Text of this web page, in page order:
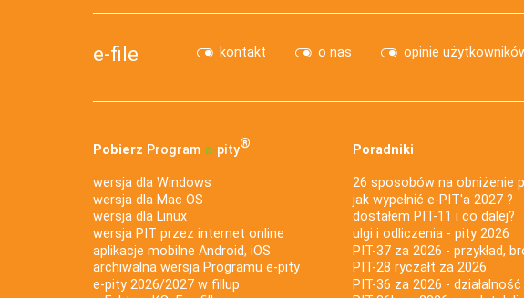
e-file kontakt o nas opinie
Pobierz Program e‑pity®
wersja dla Windows
wersja dla Mac OS
wersja dla Linux
wersja PIT przez internet online
aplikacje mobilne Android, iOS
archiwalna wersja Programu e-pity
e-pity 2026/2027 w fillup
Poradniki
26 sposobów na obniżenie
jak wypełnić e-PIT'a 2027 ?
dostałem PIT-11 i co dalej?
ulgi i odliczenia - pity 2026
PIT-37 za 2026 - przykład,
PIT-28 ryczałt za 2026
PIT-36 za 2026 -